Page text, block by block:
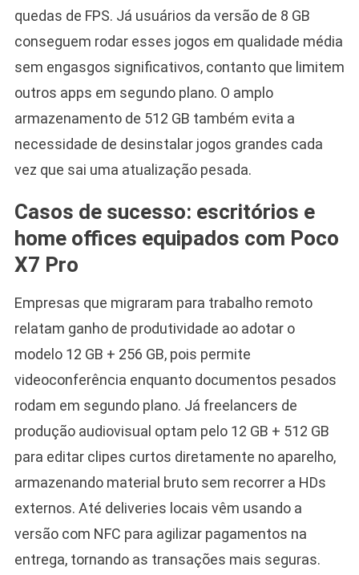
quedas de FPS. Já usuários da versão de 8 GB
conseguem rodar esses jogos em qualidade média
sem engasgos significativos, contanto que limitem
outros apps em segundo plano. O amplo
armazenamento de 512 GB também evita a
necessidade de desinstalar jogos grandes cada
vez que sai uma atualização pesada.
Casos de sucesso: escritórios e
home offices equipados com Poco
X7 Pro
Empresas que migraram para trabalho remoto
relatam ganho de produtividade ao adotar o
modelo 12 GB + 256 GB, pois permite
videoconferência enquanto documentos pesados
rodam em segundo plano. Já freelancers de
produção audiovisual optam pelo 12 GB + 512 GB
para editar clipes curtos diretamente no aparelho,
armazenando material bruto sem recorrer a HDs
externos. Até deliveries locais vêm usando a
versão com NFC para agilizar pagamentos na
entrega, tornando as transações mais seguras.